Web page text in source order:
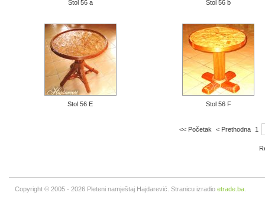
Stol 56 a Stol 56 b
Stol 56 E Stol 56 F
<< Početak < Prethodna 1
Copyright © 2005 - 2026 Pleteni namještaj Hajdarević. Stranicu izradio etrade.ba